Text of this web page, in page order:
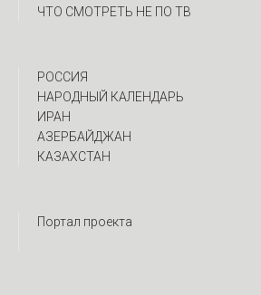
ЧТО СМОТРЕТЬ НЕ ПО ТВ
РОССИЯ
НАРОДНЫЙ КАЛЕНДАРЬ
ИРАН
АЗЕРБАЙДЖАН
КАЗАХСТАН
Портал проекта